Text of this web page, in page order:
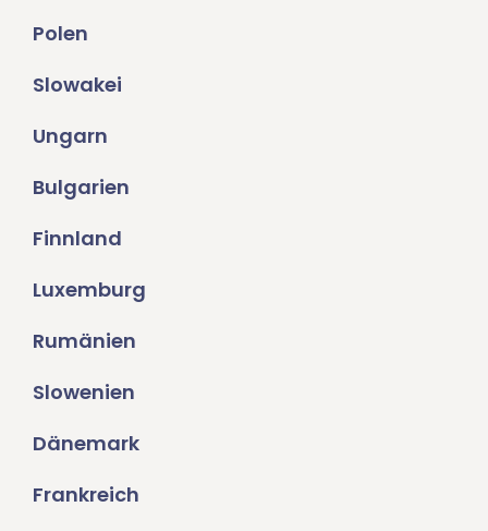
Polen
Slowakei
Ungarn
Bulgarien
Finnland
Luxemburg
Rumänien
Slowenien
Dänemark
Frankreich